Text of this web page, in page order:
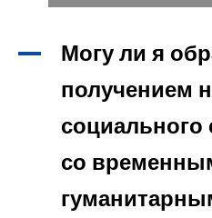
A
Могу ли я
получением
социального
со